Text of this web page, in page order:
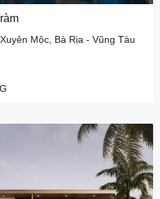
Mộc, Bà Rịa - Vũng Tàu